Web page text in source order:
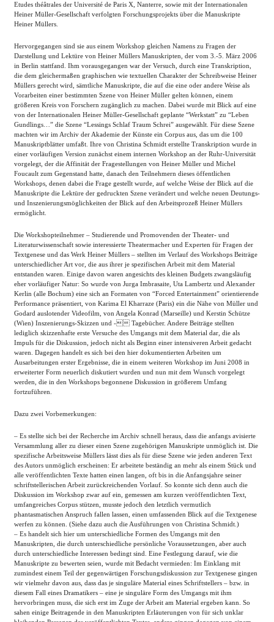
Etudes théâtrales der Université de Paris X, Nanterre, sowie mit der Internationalen
Heiner Müller-Gesellschaft verfolgten Forschungsprojekts über die Manuskripte
Heiner Müllers.
Hervorgegangen sind sie aus einem Workshop gleichen Namens zu Fragen der
Darstellung und Lektüre von Heiner Müllers Manuskripten, der vom 3.-5. März 2006
in Berlin stattfand. Ihm vorausgegangen war der Versuch, durch eine Transkription,
die dem gleichermaßen graphischen wie textuellen Charakter der Schreibweise Heiner
Müllers gerecht wird, sämtliche Manuskripte, die auf die eine oder andere Weise als
Vorarbeiten einer bestimmten Szene von Heiner Müller gelten können, einem
größeren Kreis von Forschern zugänglich zu machen. Dabei wurde mit Blick auf eine
von der Internationalen Heiner Müller-Gesellschaft geplante “Werkstatt” zu “Leben
Gundlings…” die Szene “Lessings Schlaf Traum Schrei” ausgewählt. Für diese Szene
machten wir im Archiv der Akademie der Künste ein Corpus aus, das um die 100
Manuskriptblätter umfaßt. Ihre von Christina Schmidt erstellte Transkription wurde in
einer vorläufigen Version zunächst einem internen Workshop an der Ruhr-Universität
vorgelegt, der die Affinität der Fragestellungen von Heiner Müller und Michel
Foucault zum Gegenstand hatte, danach den Teilnehmern dieses öffentlichen
Workshops, denen dabei die Frage gestellt wurde, auf welche Weise der Blick auf die
Manuskripte die Lektüre der gedruckten Szene verändert und welche neuen Deutungs-
und Inszenierungsmöglichkeiten der Blick auf den Arbeitsprozeß Heiner Müllers
ermöglicht.
Die Workshopteilnehmer – Studierende und Promovenden der Theater- und
Literaturwissenschaft sowie interessierte Theatermacher und Experten für Fragen der
Textgenese und das Werk Heiner Müllers – stellten im Verlauf des Workshops Beiträge
unterschiedlicher Art vor, die aus ihrer je spezifischen Arbeit mit dem Material
entstanden waren. Einige davon waren angesichts des kleinen Budgets zwangsläufig
eher vorläufiger Natur: So wurde von Jurga Imbrasaite, Uta Lambertz und Alexander
Kerlin (alle Bochum) eine sich an Formaten von “Forced Entertainment” orientierende
Performance präsentiert, von Karima El Kharraze (Paris) ein die Nähe von Müller und
Godard auslotender Videofilm, von Angela Konrad (Marseille) und Kerstin Schütze
(Wien) Inszenierungs-Skizzen und - Tagebücher. Andere Beiträge stellten
lediglich skizzenhafte erste Versuche des Umgangs mit dem Material dar, die als
Impuls für die Diskussion, jedoch nicht als Beginn einer intensiveren Arbeit gedacht
waren. Dagegen handelt es sich bei den hier dokumentierten Arbeiten um
Ausarbeitungen erster Ergebnisse, die in einem weiteren Workshop im Juni 2008 in
erweiterter Form neuerlich diskutiert wurden und nun mit dem Wunsch vorgelegt
werden, die in den Workshops begonnene Diskussion in größerem Umfang
fortzuführen.
Dazu zwei Vorbemerkungen:
– Es stellte sich bei der Recherche im Archiv schnell heraus, dass die anfangs avisierte
Versammlung aller zu dieser einen Szene zugehörigen Manuskripte unmöglich ist. Die
spezifische Arbeitsweise Müllers lässt dies als für diese Szene wie jeden anderen Text
des Autors unmöglich erscheinen: Er arbeitete beständig an mehr als einem Stück und
alle veröffentlichten Texte hatten einen langen, oft bis in die Anfangsjahre seiner
schriftstellerischen Arbeit zurückreichenden Vorlauf. So konnte sich denn auch die
Diskussion im Workshop zwar auf ein, gemessen am kurzen veröffentlichten Text,
umfangreiches Corpus stützen, musste jedoch den letztlich vermutlich
phantasmatischen Anspruch fallen lassen, einen umfassenden Blick auf die Textgenese
werfen zu können. (Siehe dazu auch die Ausführungen von Christina Schmidt.)
– Es handelt sich hier um unterschiedliche Formen des Umgangs mit den
Manuskripten, die durch unterschiedliche persönliche Voraussetzungen, aber auch
durch unterschiedliche Interessen bedingt sind. Eine Festlegung darauf, wie die
Manuskripte zu bewerten seien, wurde mit Bedacht vermieden: Im Einklang mit
zumindest einem Teil der gegenwärtigen Forschungsdiskussion zur Textgenese gingen
wir vielmehr davon aus, dass das je singuläre Material eines Schriftstellers – bzw. in
diesem Fall eines Dramatikers – eine je singuläre Form des Umgangs mit ihm
hervorbringen muss, die sich erst im Zuge der Arbeit am Material ergeben kann. So
sahen einige Beitragende in den Manuskripten Erläuterungen von für sich unklar